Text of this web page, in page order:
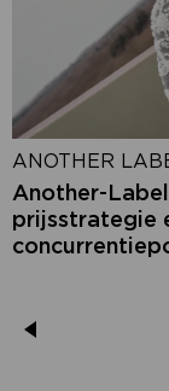
ANOTHER
Another-
prijsstrategie